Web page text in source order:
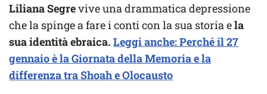
Liliana Segrevive una drammatica depressione
che la spinge a fare i conti con la sua storia ela
sua identità ebraica. Leggi anche: Perché il 27
gennaio è la Giornata della Memoria e la
differenza tra Shoah e Olocausto